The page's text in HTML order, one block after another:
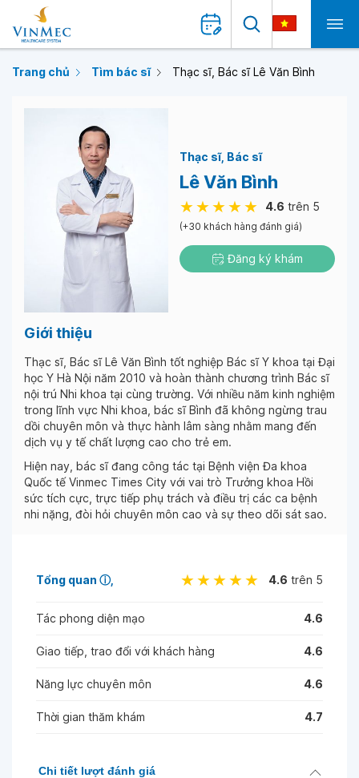
Trang chủ Tìm bác sĩ Thạc sĩ, Bác sĩ Lê Văn Bình
Thạc sĩ Bác sĩ
Lê Văn Bình
4.6 trên 5
(+30 khách hàng đánh giá)
Đăng ký khám
Giới thiệu
Thạc sĩ, Bác sĩ Lê Văn Bình tốt nghiệp Bác sĩ Y khoa tại Đại
học Y Hà Nội năm 2010 và hoàn thành chương trình Bác sĩ
nội trú Nhi khoa tại cùng trường. Với nhiều năm kinh nghiệm
trong lĩnh vực Nhi khoa, bác sĩ Bình đã không ngừng trau
dồi chuyên môn và thực hành lâm sàng nhằm mang đến
dịch vụ y tế chất lượng cao cho trẻ em.
Hiện nay, bác sĩ đang công tác tại Bệnh viện Đa khoa
Quốc tế Vinmec Times City với vai trò Trưởng khoa Hồi
sức tích cực, trực tiếp phụ trách và điều trị các ca bệnh
nhi nặng, đòi hỏi chuyên môn cao và sự theo dõi sát sao.
Tổng quan ⓘ 4.6 trên 5
Tác phong diện mạo 4.6
Giao tiếp, trao đổi với khách hàng 4.6
Năng lực chuyên môn 4.6
Thời gian thăm khám 4.7
Chi tiết lượt đánh giá